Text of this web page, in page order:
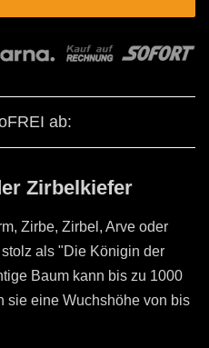
ab:
Zirbelkiefer
Zirbe, Zirbel, Arve oder
als "Die Königin der
Baum kann bis zu 1000
sie eine Wuchshöhe von bis